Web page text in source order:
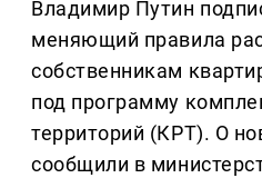
Владимир Путин
меняющий правила
собственникам
под программу
территорий (КРТ). О
сообщили в